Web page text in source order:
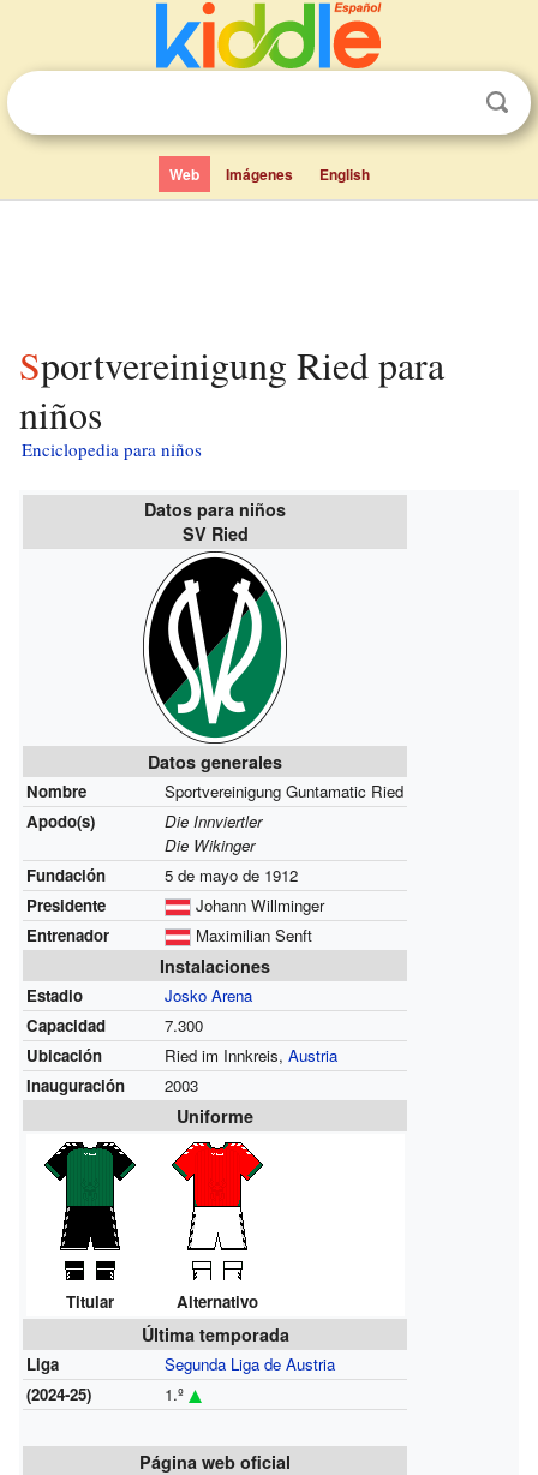
Web Imágenes English
Sportvereinigung Ried para
niños
Enciclopedia para niños
Datos para niños
SV Ried
Datos generales
Nombre
Sportvereinigung Guntamatic Ried
Apodo(s)
Die Innviertler
Die Wikinger
Fundación
5 de mayo de 1912
Presidente
Johann Willminger
Entrenador
Maximilian Senft
Instalaciones
Estadio
Josko Arena
Capacidad
7.300
Ubicación
Ried im Innkreis, Austria
Inauguración
2003
Uniforme
Titular Alternativo
Última temporada
Liga
Segunda Liga de Austria
(2024-25)
1.º
Página web oficial